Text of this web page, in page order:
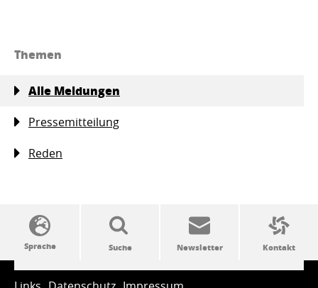
Themen
Alle Meldungen
Pressemitteilung
Reden
SSW-Politik von A bis Z